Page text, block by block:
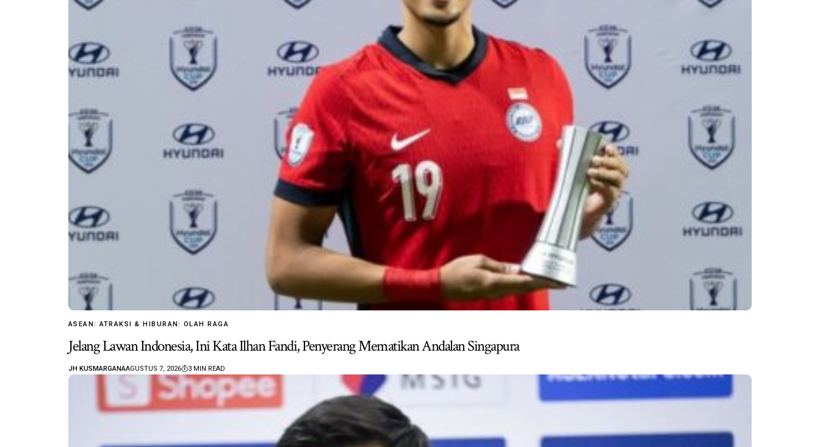
ASEAN ATRAKSI & HIBURAN OLAH RAGA
Jelang Lawan Indonesia, Ini Kata Ilhan Fandi, Penyerang Mematikan Andalan Singapura
JH KUSMARGANAAGUSTUS 7, 2026 3 MIN READ